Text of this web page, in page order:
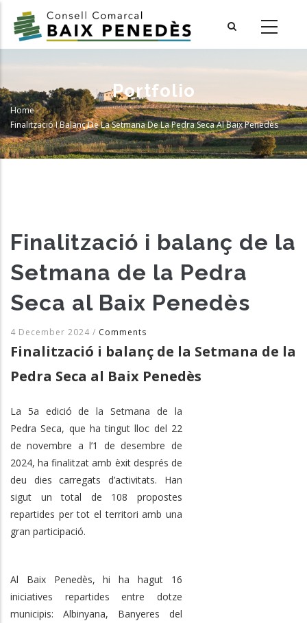
main
Portfolio
Breadcrumb
Home-
Finalització I Balanç De La Setmana De La Pedra Seca Al Baix Penedès
Finalització i balanç de la
Setmana de la Pedra
Seca al Baix Penedès
4 December 2024 / Comments
Finalització i balanç de la Setmana de la
Pedra Seca al Baix Penedès
La 5a edició de la Setmana de la
Pedra Seca, que ha tingut lloc del 22
de novembre a l’1 de desembre de
2024, ha finalitzat amb èxit després de
deu dies carregats d’activitats. Han
sigut un total de 108 propostes
repartides per tot el territori amb una
gran participació.
Al Baix Penedès, hi ha hagut 16
iniciatives repartides entre dotze
municipis: Albinyana, Banyeres del